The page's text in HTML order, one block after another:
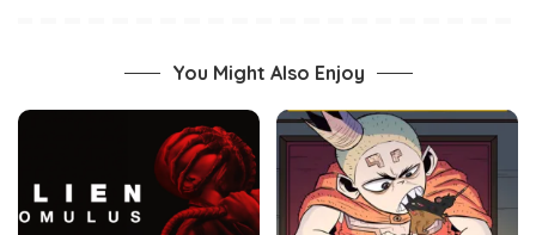
You Might Also Enjoy